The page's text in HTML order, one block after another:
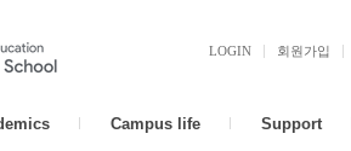
LOGIN 회원가입
Campus life Support